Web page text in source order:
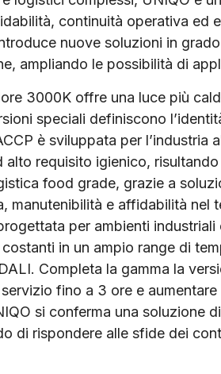
continuità operativa ed
nuove soluzioni in
ampliando le possibilità di
3000K offre una luce più
speciali definiscono
è sviluppata per l’industria
alto requisito igienico,
food grade, grazie a
manutenibilità e affidabilità nel
per ambienti
in un ampio range di
Completa la gamma la
fino a 3 ore e aumentare
si conferma una soluzione
di rispondere alle sfide dei